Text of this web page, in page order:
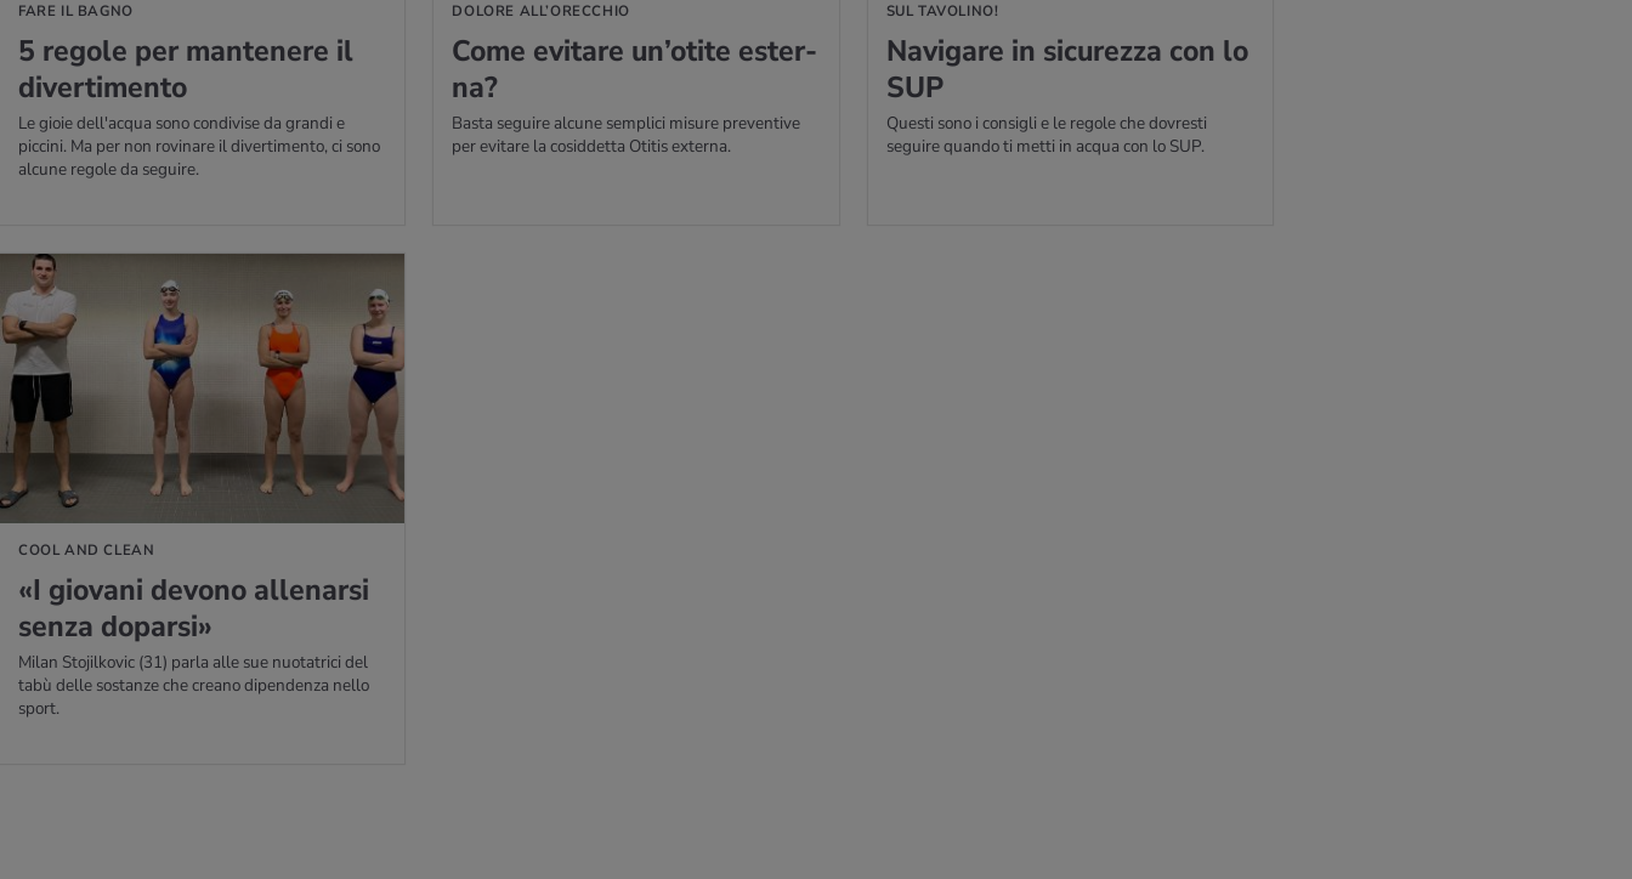
FARE IL BAGNO
5 re­go­le per man­te­ne­re il
di­ver­ti­men­to
Le gioie dell'acqua sono condivise da grandi e
piccini. Ma per non rovinare il divertimento, ci sono
alcune regole da seguire.
DOLORE ALL’ORECCHIO
Come evi­ta­re un’o­ti­te ester­
na?
Basta seguire alcune semplici misure preventive
per evitare la cosiddetta Otitis externa.
SUL TAVOLINO!
Na­vi­ga­re in si­cu­rez­za con lo
SUP
Questi sono i consigli e le regole che dovresti
seguire quando ti metti in acqua con lo SUP.
COOL AND CLEAN
«I gio­va­ni de­vo­no al­le­nar­si
senza do­par­si»
Milan Stojilkovic (31) parla alle sue nuotatrici del
tabù delle sostanze che creano dipendenza nello
sport.